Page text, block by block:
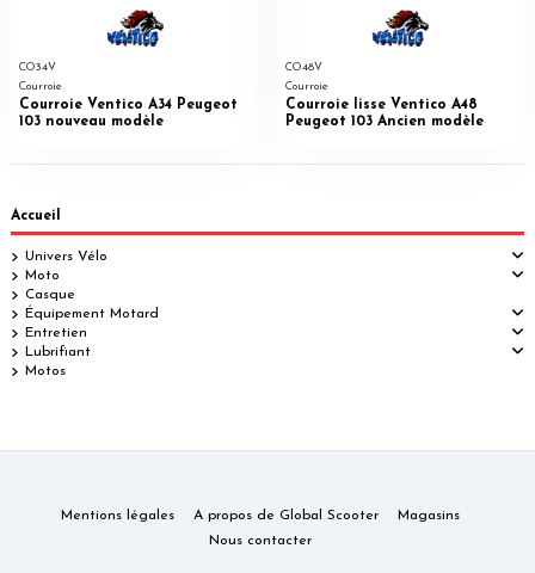
CO34V
Courroie
Courroie Ventico A34 Peugeot
103 nouveau modèle
CO48V
Courroie
Courroie lisse Ventico A48
Peugeot 103 Ancien modèle
Accueil
Univers Vélo
Moto
Casque
Équipement Motard
Entretien
Lubrifiant
Motos
Mentions légales A propos de Global Scooter
Magasins
Nous contacter